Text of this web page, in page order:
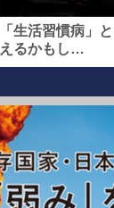
「生活習慣病」
えるかもし…